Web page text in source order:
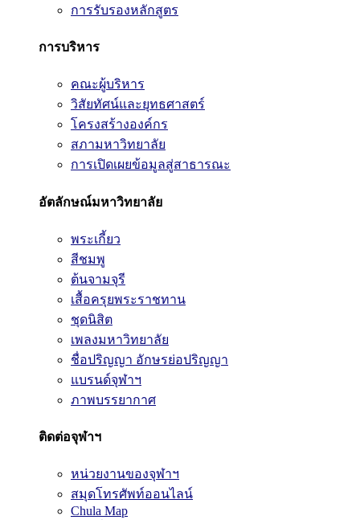
การรับรองหลักสูตร
การบริหาร
คณะผู้บริหาร
วิสัยทัศน์และยุทธศาสตร์
โครงสร้างองค์กร
สภามหาวิทยาลัย
การเปิดเผยข้อมูลสู่สาธารณะ
อัตลักษณ์มหาวิทยาลัย
พระเกี้ยว
สีชมพู
ต้นจามจุรี
เสื้อครุยพระราชทาน
ชุดนิสิต
เพลงมหาวิทยาลัย
ชื่อปริญญา อักษรย่อปริญญา
แบรนด์จุฬาฯ
ภาพบรรยากาศ
ติดต่อจุฬาฯ
หน่วยงานของจุฬาฯ
สมุดโทรศัพท์ออนไลน์
Chula Map